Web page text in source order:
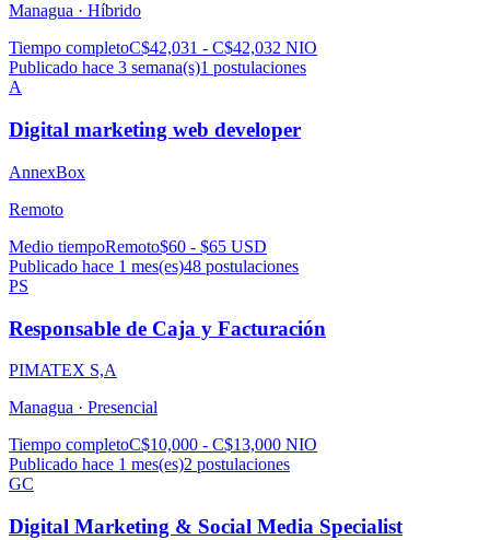
Managua · Híbrido
Tiempo completoC$42,031 - C$42,032 NIO
Publicado hace 3 semana(s)1 postulaciones
A
Digital marketing web developer
AnnexBox
Remoto
Medio tiempoRemoto$60 - $65 USD
Publicado hace 1 mes(es)48 postulaciones
PS
Responsable de Caja y Facturación
PIMATEX S,A
Managua · Presencial
Tiempo completoC$10,000 - C$13,000 NIO
Publicado hace 1 mes(es)2 postulaciones
GC
Digital Marketing & Social Media Specialist